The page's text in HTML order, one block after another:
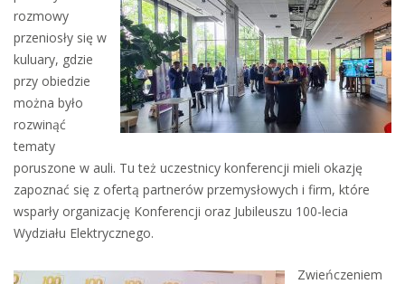
rozmowy
przeniosły się w
kuluary, gdzie
przy obiedzie
można było
rozwinąć
tematy
poruszone w auli. Tu też uczestnicy konferencji mieli okazję
zapoznać się z ofertą partnerów przemysłowych i firm, które
wsparły organizację Konferencji oraz Jubileuszu 100-lecia
Wydziału Elektrycznego.
Zwieńczeniem